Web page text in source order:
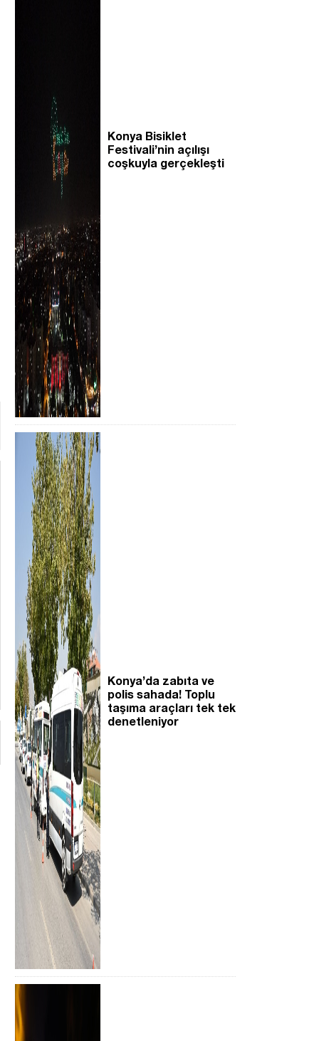
Konya Bisiklet
Festivali’nin açılışı
coşkuyla gerçekleşti
Konya’da zabıta ve
polis sahada! Toplu
taşıma araçları tek tek
denetleniyor